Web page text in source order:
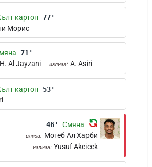
картон
77'
Морис
71'
H. Al Jayzani излиза: A. Asiri
картон
53'
46' Смяна
влиза: Мотеб Ал Харби
излиза: Yusuf Akcicek